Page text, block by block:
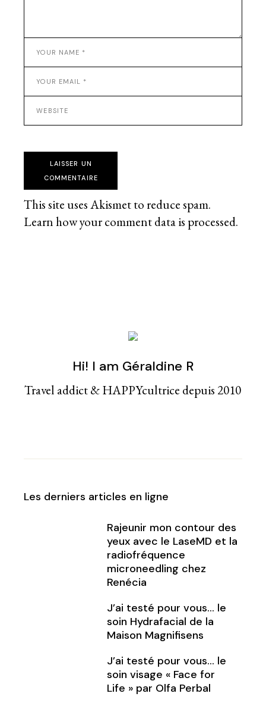
LAISSER UN
COMMENTAIRE
This site uses Akismet to reduce spam.
Learn how your comment data is processed.
Hi! I am Géraldine R
Travel addict & HAPPYcultrice depuis 2010
Les derniers articles en ligne
Rajeunir mon contour des
yeux avec le LaseMD et la
radiofréquence
microneedling chez
Renécia
J’ai testé pour vous… le
soin Hydrafacial de la
Maison Magnifisens
J’ai testé pour vous… le
soin visage « Face for
Life » par Olfa Perbal